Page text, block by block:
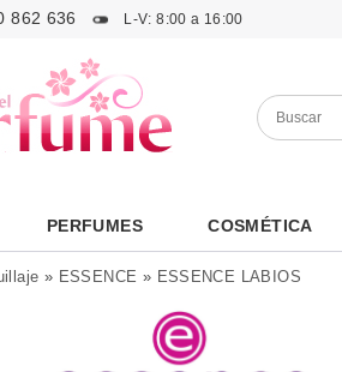
862 636 L-V: 8:00 a 16:00
PERFUMES COSMÉTICA
» ESSENCE » ESSENCE LABIOS